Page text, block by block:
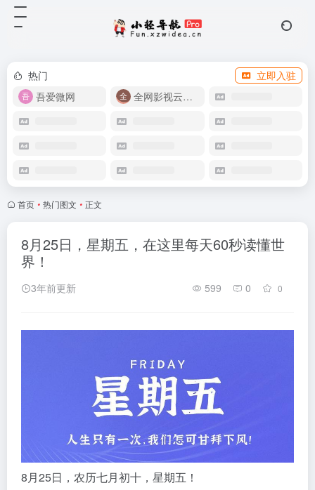
热门
立即入驻
吾爱微网
全网影视云盘资源
首页 • 热门图文 • 正文
8月25日，星期五，在这里每天60秒读懂世
界！
3年前更新 599 0 0
8月25日，农历七月初十，星期五！